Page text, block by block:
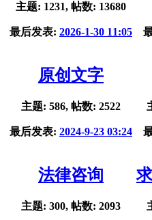
主题: 1231, 帖数: 13680
最后发表: 2026-1-30 11:05
原创文字
主题: 586, 帖数: 2522
最后发表: 2024-9-23 03:24
法律咨询
主题: 300, 帖数: 2093